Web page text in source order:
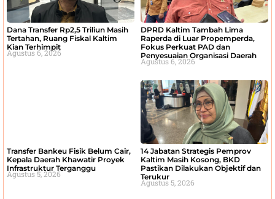
Dana Transfer Rp2,5 Triliun Masih
Tertahan, Ruang Fiskal Kaltim
Kian Terhimpit
Agustus 6, 2026
DPRD Kaltim Tambah Lima
Raperda di Luar Propemperda,
Fokus Perkuat PAD dan
Penyesuaian Organisasi Daerah
Agustus 6, 2026
Transfer Bankeu Fisik Belum Cair,
Kepala Daerah Khawatir Proyek
Infrastruktur Terganggu
Agustus 5, 2026
14 Jabatan Strategis Pemprov
Kaltim Masih Kosong, BKD
Pastikan Dilakukan Objektif dan
Terukur
Agustus 5, 2026